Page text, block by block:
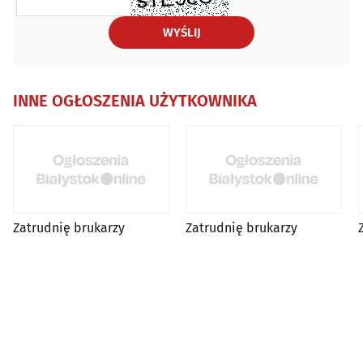
WYŚLIJ
INNE OGŁOSZENIA UŻYTKOWNIKA
Zatrudnię brukarzy Zatrudnię brukarzy